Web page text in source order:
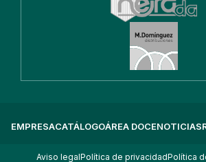
EMPRESACATÁLOGOÁREA DOCENOTICIAS
Aviso legalPolítica de privacidadPolítica